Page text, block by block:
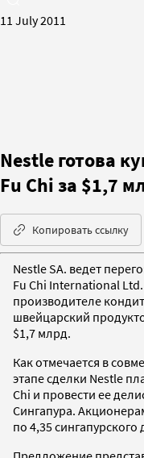
11 July 2011
Nestle готова
Fu Chi за $1,7
Копировать ссылку
Nestle SA. ведет
Fu Chi International
производителе
швейцарский
$1,7 млрд.
Как отмечается в
этапе сделки Nestle
Chi и провести ее
Сингапура.
по 4,35